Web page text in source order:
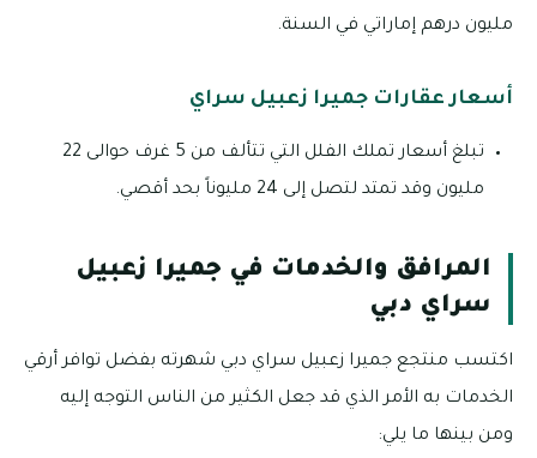
مليون درهم إماراتي في السنة.
أسعار عقارات جميرا زعبيل سراي
تبلغ أسعار تملك الفلل التي تتألف من 5 غرف حوالى 22
مليون وقد تمتد لتصل إلى 24 مليوناً بحد أقصي.
المرافق والخدمات في جميرا زعبيل
سراي دبي
اكتسب منتجع جميرا زعبيل سراي دبي شهرته بفضل توافر أرقي
الخدمات به الأمر الذي قد جعل الكثير من الناس التوجه إليه
ومن بينها ما يلي: